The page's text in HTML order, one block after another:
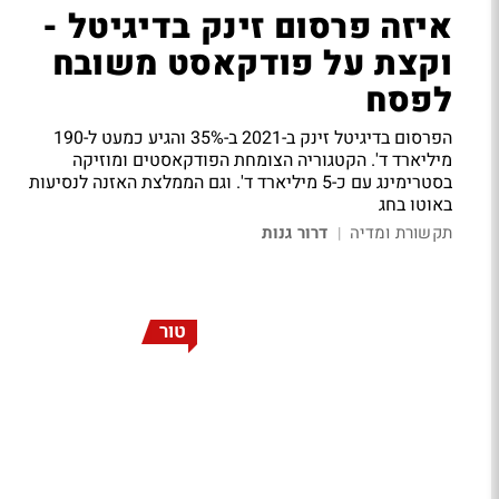
איזה פרסום זינק בדיגיטל -
וקצת על פודקאסט משובח
לפסח
הפרסום בדיגיטל זינק ב-2021 ב-35% והגיע כמעט ל-190
מיליארד ד'. הקטגוריה הצומחת הפודקאסטים ומוזיקה
בסטרימינג עם כ-5 מיליארד ד'. וגם הממלצת האזנה לנסיעות
באוטו בחג
תקשורת ומדיה | דרור גנות
טור